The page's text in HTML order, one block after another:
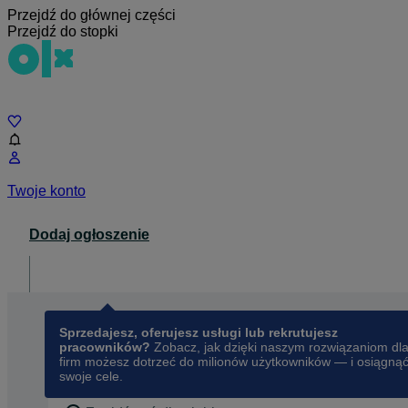
Przejdź do głównej części
Przejdź do stopki
Twoje konto
Dodaj ogłoszenie
Sprzedajesz, oferujesz usługi lub rekrutujesz
pracowników? Zobacz, jak dzięki naszym rozwiązaniom dla
firm możesz dotrzeć do milionów użytkowników — i osiągnąć
swoje cele.